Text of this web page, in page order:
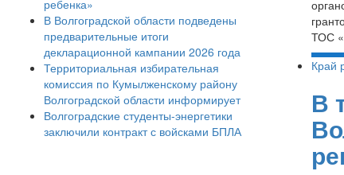
ребенка»
В Волгоградской области подведены
предварительные итоги
декларационной кампании 2026 года
Территориальная избирательная
комиссия по Кумылженскому району
Волгоградской области информирует
Волгоградские студенты-энергетики
заключили контракт с войсками БПЛА
ТОС
Край
В